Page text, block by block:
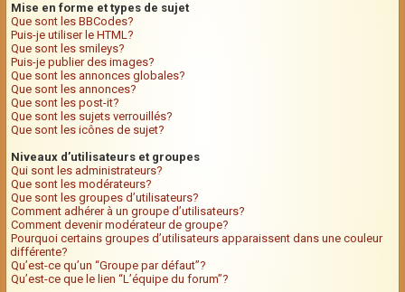
Mise en forme et types de sujet
Que sont les BBCodes?
Puis-je utiliser le HTML?
Que sont les smileys?
Puis-je publier des images?
Que sont les annonces globales?
Que sont les annonces?
Que sont les post-it?
Que sont les sujets verrouillés?
Que sont les icônes de sujet?
Niveaux d’utilisateurs et groupes
Qui sont les administrateurs?
Que sont les modérateurs?
Que sont les groupes d’utilisateurs?
Comment adhérer à un groupe d’utilisateurs?
Comment devenir modérateur de groupe?
Pourquoi certains groupes d’utilisateurs apparaissent dans une couleur
différente?
Qu’est-ce qu’un “Groupe par défaut”?
Qu’est-ce que le lien “L’équipe du forum”?